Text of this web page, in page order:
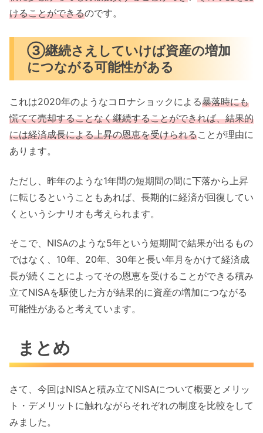
けることができるのです。
③継続さえしていけば資産の増加
につながる可能性がある
これは2020年のようなコロナショックによる暴落時にも
慌てて売却することなく継続することができれば、結果的
には経済成長による上昇の恩恵を受けられることが理由に
あります。
ただし、昨年のような1年間の短期間の間に下落から上昇
に転じるということもあれば、長期的に経済が回復してい
くというシナリオも考えられます。
そこで、NISAのような5年という短期間で結果が出るもの
ではなく、10年、20年、30年と長い年月をかけて経済成
長が続くことによってその恩恵を受けることができる積み
立てNISAを駆使した方が結果的に資産の増加につながる
可能性があると考えています。
まとめ
さて、今回はNISAと積み立てNISAについて概要とメリッ
ト・デメリットに触れながらそれぞれの制度を比較をして
みました。